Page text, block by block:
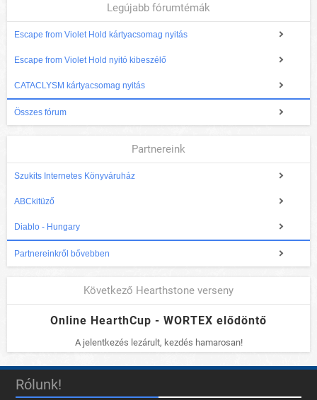
Legújabb fórumtémák
Escape from Violet Hold kártyacsomag nyitás
Escape from Violet Hold nyitó kibeszélő
CATACLYSM kártyacsomag nyitás
Összes fórum
Partnereink
Szukits Internetes Könyváruház
ABCkitüző
Diablo - Hungary
Partnereinkről bővebben
Következő Hearthstone verseny
Online HearthCup - WORTEX elődöntő
A jelentkezés lezárult, kezdés hamarosan!
Rólunk!